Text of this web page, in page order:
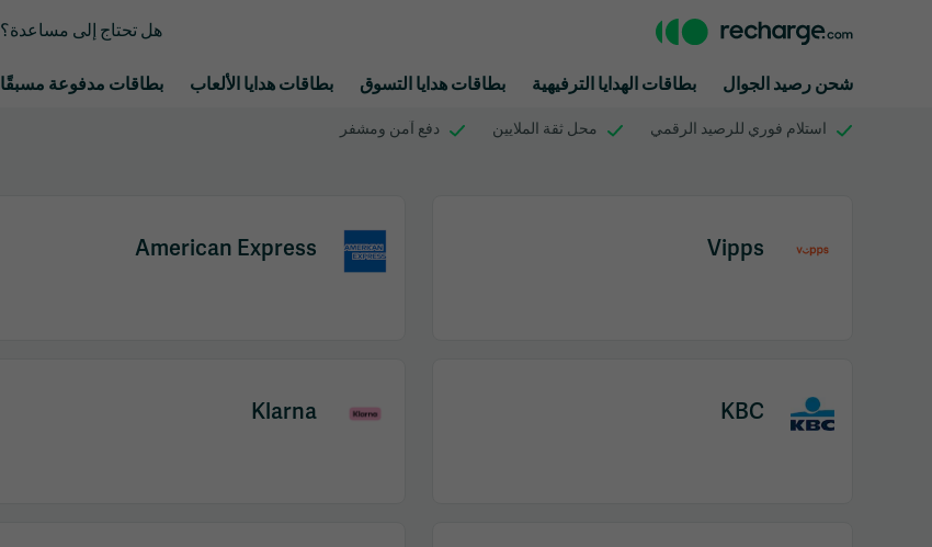
هل تحتاج إلى مساعدة؟
شحن رصيد الجوال بطاقات الهدايا الترفيهية بطاقات هدايا التسوق بطاقات هدايا الألعاب بطاقات مدفوعة مسبقًا
استلام فوري للرصيد الرقمي محل ثقة الملايين دفع آمن ومشفر
Vipps
American Express
KBC
Klarna